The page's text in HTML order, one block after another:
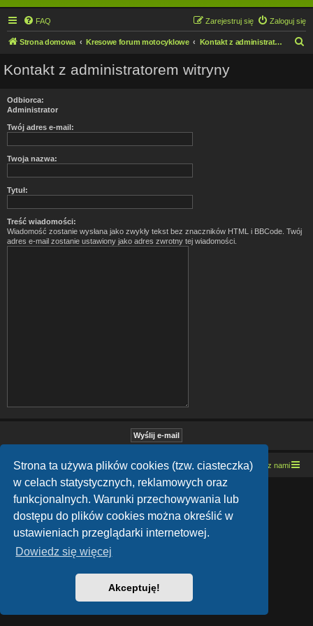
Strona ta używa plików cookies (tzw. ciasteczka)
w celach statystycznych, reklamowych oraz
funkcjonalnych. Warunki przechowywania lub
dostępu do plików cookies można określić w
ustawieniach przeglądarki internetowej.
Dowiedz się więcej
Akceptuję!
FAQ Zaloguj się
Zarejestruj się
Strona domowa Kresowe forum motocyklowe Kontakt z administratorem witryny
Kontakt z administratorem witryny
Odbiorca:
Administrator
Twój adres e-mail:
Twoja nazwa:
Tytuł:
Treść wiadomości:
Wiadomość zostanie wysłana jako zwykły tekst bez znaczników HTML i BBCode. Twój
adres e-mail zostanie ustawiony jako adres zwrotny tej wiadomości.
Strona domowa Kresowe forum motocyklowe Kontakt z nami
Lucid Lime style created by Melvin García
Co-Author:MannixMD
Style Version: 1.1.9
Technologię dostarczaphpBB ® Forum Software © phpBB Limited
Polski pakiet językowy dostarczaphpBB.pl
Zasady ochrony danych osobowych